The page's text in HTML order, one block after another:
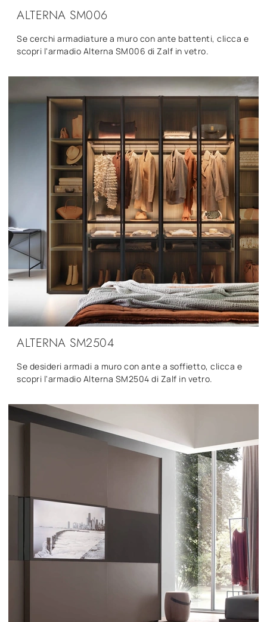
ALTERNA SM006
Se cerchi armadiature a muro con ante battenti, clicca e
scopri l'armadio Alterna SM006 di Zalf in vetro.
ALTERNA SM2504
Se desideri armadi a muro con ante a soffietto, clicca e
scopri l'armadio Alterna SM2504 di Zalf in vetro.